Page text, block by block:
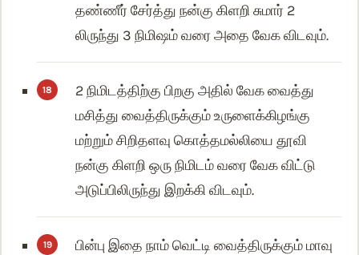
தண்ணீர் சேர்த்து நன்கு கிளறி சுமார் 2
லிருந்து 3 நிமிஷம் வரை அதை வேக விடவும்.
2 நிமிடத்திற்கு பிறகு அதில் வேக வைத்து
மசித்து வைத்திருக்கும் உருளைக்கிழங்கு
மற்றும் சிறிதளவு கொத்தமல்லியை தூவி
நன்கு கிளறி ஒரு நிமிடம் வரை வேக விட்டு
அடுப்பிலிருந்து இறக்கி விடவும்.
பின்பு இதை நாம் வெட்டி வைத்திருக்கும் மாவு